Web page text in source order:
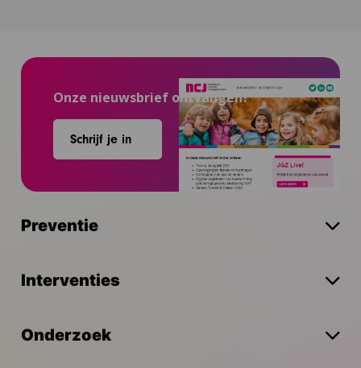
Onze nieuwsbrief ontvangen?
Schrijf je in
Preventie
Interventies
Onderzoek